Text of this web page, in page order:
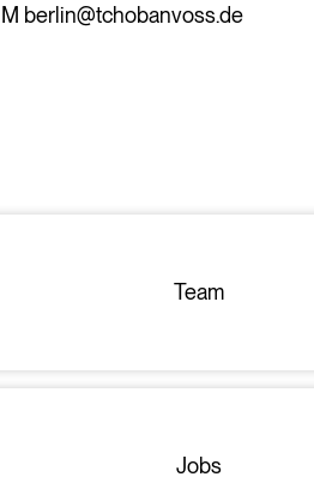
M berlin@tchobanvoss.de
Team
Jobs